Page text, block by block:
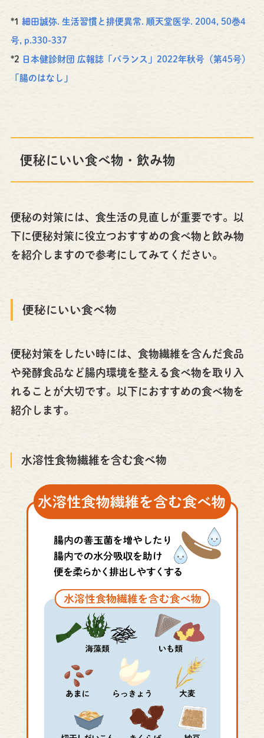
*1 細田誠弥. 生活習慣と排便異常. 順天堂医学. 2004, 50巻4
号, p.330-337
*2 日本健診財団 広報誌「バランス」2022年秋号（第45号）
「腸のはなし」
便秘にいい食べ物・飲み物
便秘の対策には、食生活の見直しが重要です。以
下に便秘対策に役立つおすすめの食べ物と飲み物
を紹介しますので参考にしてみてください。
便秘にいい食べ物
便秘対策をしたい時には、食物繊維を含んだ食品
や発酵食品など腸内環境を整える食べ物を取り入
れることが大切です。以下におすすめの食べ物を
紹介します。
水溶性食物繊維を含む食べ物